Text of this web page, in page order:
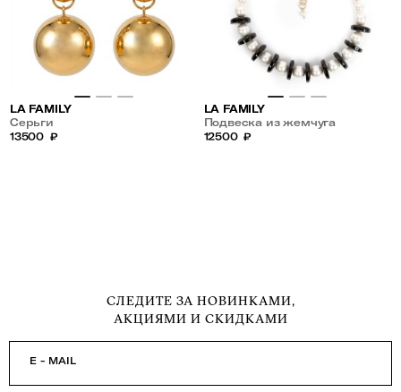
LA FAMILY
Серьги
13500 ₽
LA FAMILY
Подвеска из жемчуга
12500 ₽
СЛЕДИТЕ ЗА НОВИНКАМИ,
АКЦИЯМИ И СКИДКАМИ
E - MAIL